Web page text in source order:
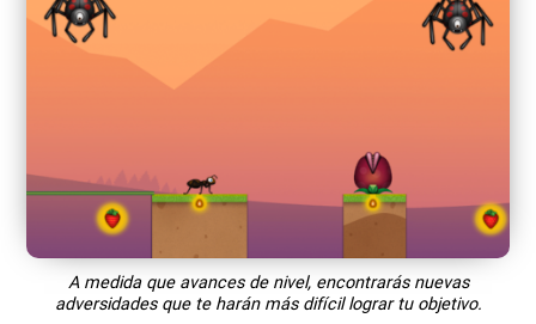
A medida que avances de nivel, encontrarás nuevas
adversidades que te harán más difícil lograr tu objetivo.